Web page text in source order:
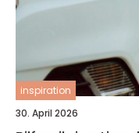
inspiration
30. April 2026